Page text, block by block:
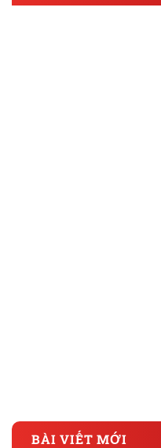
BÀI VIẾT MỚI